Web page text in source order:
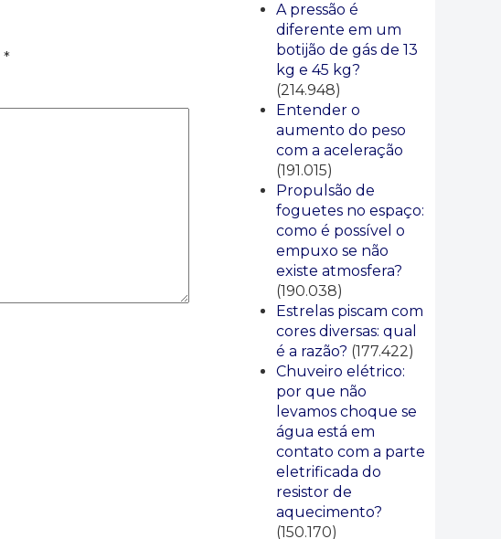
*
A pressão é
diferente em um
botijão de gás de 13
kg e 45 kg?
(214.948)
Entender o
aumento do peso
com a aceleração
(191.015)
Propulsão de
foguetes no espaço:
como é possível o
empuxo se não
existe atmosfera?
(190.038)
Estrelas piscam com
cores diversas: qual
é a razão? (177.422)
Chuveiro elétrico:
por que não
levamos choque se
água está em
contato com a parte
eletrificada do
resistor de
aquecimento?
(150.170)